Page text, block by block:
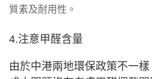
質素及耐用性。
4.注意甲醛含量
由於中港兩地環保政策不一